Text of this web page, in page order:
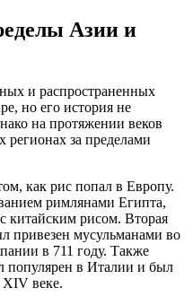
Азии и
и распространенных
но его история не
на протяжении веков
регионах за пределами
как рис попал в Европу.
римлянами Египта,
китайским рисом. Вторая
привезен мусульманами во
в 711 году. Также
популярен в Италии и был
веке.